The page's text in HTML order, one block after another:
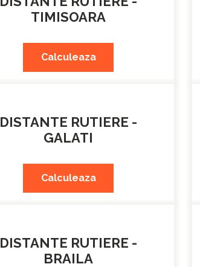
TIMISOARA
Calculeaza
DISTANTE RUTIERE -
GALATI
Calculeaza
DISTANTE RUTIERE -
BRAILA